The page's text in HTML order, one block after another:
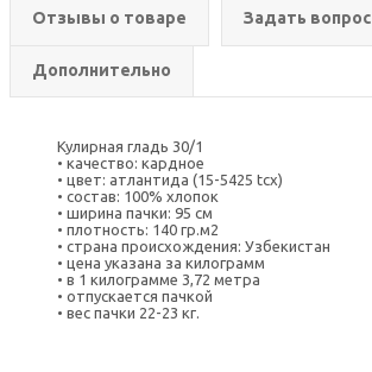
Отзывы о товаре Задать вопрос
Дополнительно
Кулирная гладь 30/1
• качество: кардное
• цвет: атлантида (15-5425 tcx)
• состав: 100% хлопок
• ширина пачки: 95 см
• плотность: 140 гр.м2
• страна происхождения: Узбекистан
• цена указана за килограмм
• в 1 килограмме 3,72 метра
• отпускается пачкой
• вес пачки 22-23 кг.